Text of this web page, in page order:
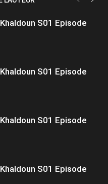
S01 Episode
S01 Episode
S01 Episode
S01 Episode